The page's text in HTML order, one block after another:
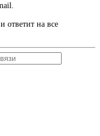
ответит на все